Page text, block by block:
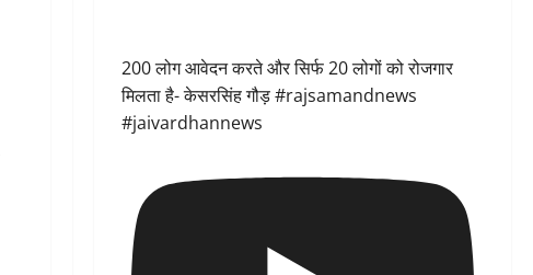
200 लोग आवेदन करते और सिर्फ 20 लोगों को रोजगार
मिलता है- केसरसिंह गौड़ #rajsamandnews
#jaivardhannews